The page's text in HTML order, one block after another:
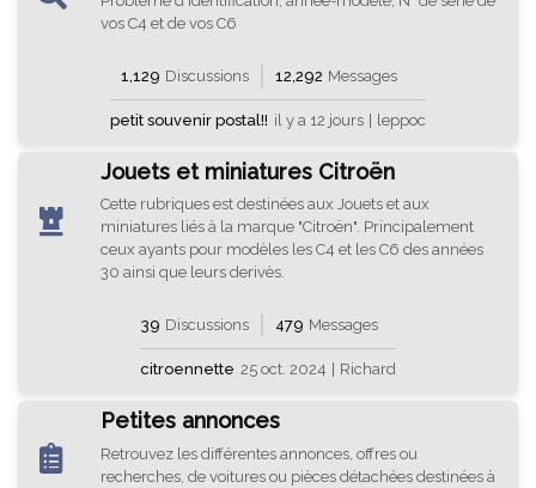
vos C4 et de vos C6
1,129 Discussions 12,292 Messages
il y a 12 jours | leppoc
petit souvenir postal!!
Jouets et miniatures Citroën
Cette rubriques est destinées aux Jouets et aux
miniatures liés à la marque "Citroën". Principalement
ceux ayants pour modèles les C4 et les C6 des années
30 ainsi que leurs derivès.
39 Discussions 479 Messages
25 oct. 2024 Richard
citroennette
Petites annonces
Retrouvez les différentes annonces, offres ou
recherches, de voitures ou pièces détachées destinées à